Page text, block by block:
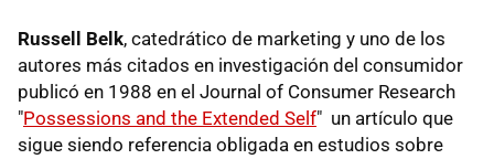
Russell Belk, catedrático de marketing y uno de los
autores más citados en investigación del consumidor
publicó en 1988 en el Journal of Consumer Research
"Possessions and the Extended Self" un artículo que
sigue siendo referencia obligada en estudios sobre